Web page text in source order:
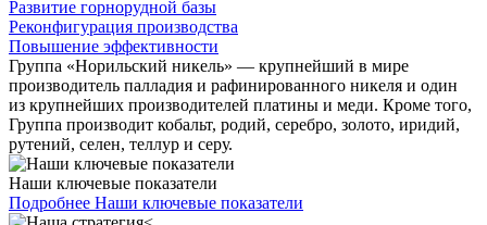
Развитие горнорудной базы
Реконфигурация производства
Повышение эффективности
Группа «Норильский никель» — крупнейший в мире
производитель палладия и рафинированного никеля и один
из крупнейших производителей платины и меди. Кроме того,
Группа производит кобальт, родий, серебро, золото, иридий,
рутений, селен, теллур и серу.
Наши ключевые показатели
Подробнее Наши ключевые показатели